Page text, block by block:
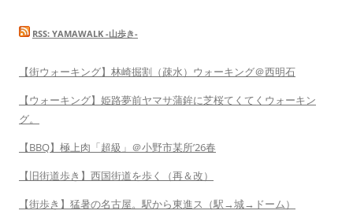
RSS: YAMAWALK -山歩き-
【街ウォーキング】林崎掘割（疎水）ウォーキング＠西明石
【ウォーキング】姫路夢前ヤマサ蒲鉾に芝桜てくてくウォーキン
グ。
【BBQ】極上肉「超級」＠小野市某所’26春
【旧街道歩き】西国街道を歩く（再＆改）
【街歩き】猛暑の名古屋。駅から東進ス（駅→城→ドーム）